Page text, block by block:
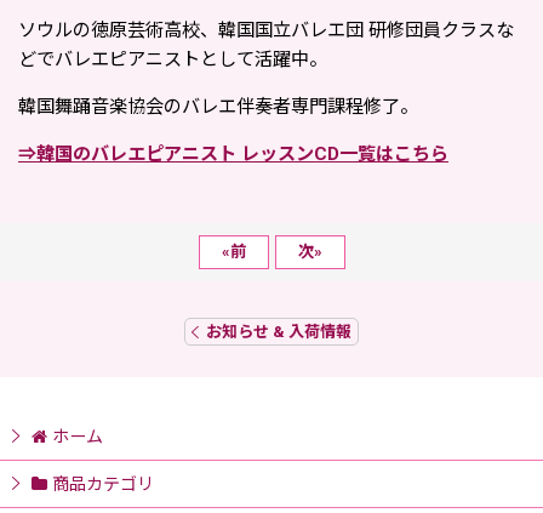
ソウルの徳原芸術高校、韓国国立バレエ団 研修団員クラスな
どでバレエピアニストとして活躍中。
韓国舞踊音楽協会のバレエ伴奏者専門課程修了。
⇒韓国のバレエピアニスト レッスンCD一覧はこちら
«前 次»
お知らせ & 入荷情報
ホーム
商品カテゴリ